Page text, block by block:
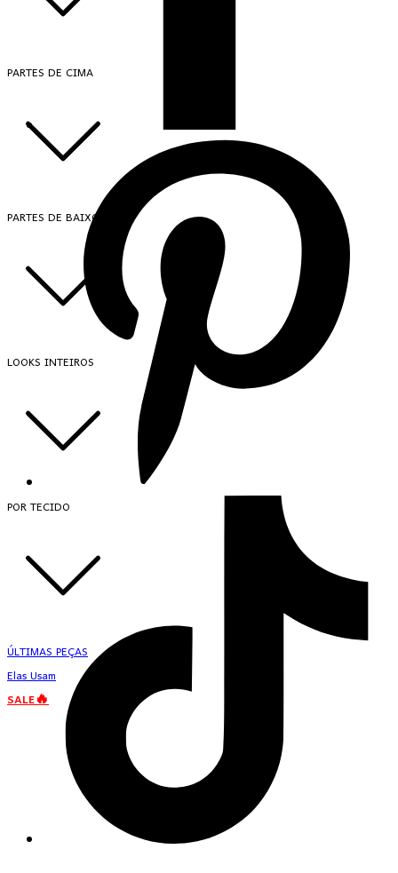
PARTES DE CIMA
PARTES DE BAIXO
LOOKS INTEIROS
POR TECIDO
ÚLTIMAS PEÇAS
Elas Usam
SALE🔥